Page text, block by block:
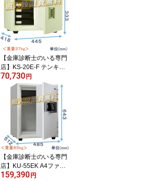
に固定もできる 家庭用金
【金庫診断士のいる専門
店】KS-20E-F テンキー
式 小型 軽量37kg 耐火金
庫 日本製【暗証番号だけ
で開閉できる】家庭用金
70,730 円
【金庫診断士のいる専門
店】KU-55EK A4ファイ
ルも入るテンキー式 耐火
159,390 円